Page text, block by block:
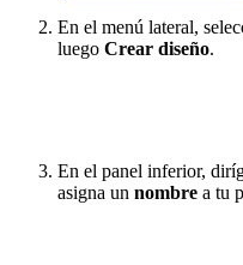
En el menú lateral,
luego Crear diseño.
En el panel inferior,
asigna un nombre a tu